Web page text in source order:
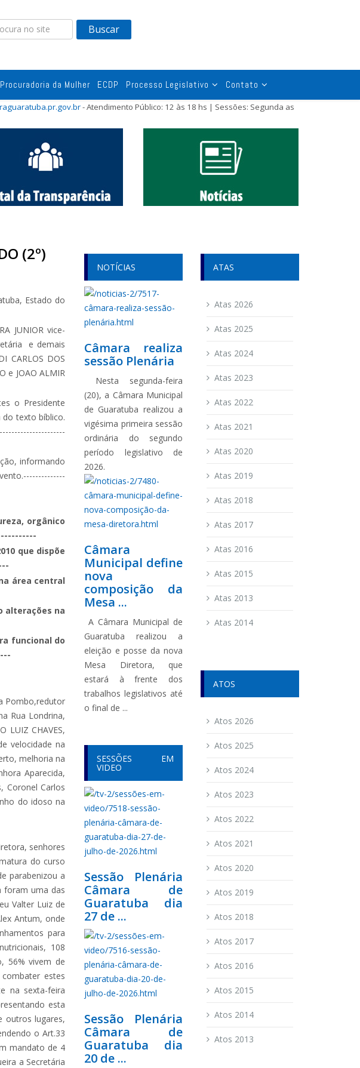
Buscar
Procuradoria da Mulher ECDP Processo Legislativo Contato
- Atendimento Público: 12 às 18 hs | Sessões: Segunda as
(2º)
Estado do
JUNIOR vice-
e demais
CARLOS DOS
e JOAO ALMIR
o Presidente
do texto bíblico.
informando
orgânico
que dispõe
área central
alterações na
funcional do
Pombo,redutor
Rua Londrina,
LUIZ CHAVES,
velocidade na
melhoria na
Aparecida,
Coronel Carlos
do idoso na
senhores
do curso
parabenizou a
foram uma das
Valter Luiz de
Antum, onde
para
108
56% vivem de
estes
na sexta-feira
esta
outros lugares,
o Art.33
mandato de 4
a Secretária
NOTÍCIAS
Câmara realiza
sessão Plenária
Nesta segunda-feira
(20), a Câmara Municipal
de Guaratuba realizou a
vigésima primeira sessão
ordinária do segundo
período legislativo de
2026.
Câmara
Municipal define
nova
composição da
Mesa ...
A Câmara Municipal de
Guaratuba realizou a
eleição e posse da nova
Mesa Diretora, que
estará à frente dos
trabalhos legislativos até
o final de ...
SESSÕES EM
VIDEO
Sessão Plenária
Câmara de
Guaratuba dia
27 de ...
Sessão Plenária
Câmara de
Guaratuba dia
20 de ...
ATAS
Atas 2026
Atas 2025
Atas 2024
Atas 2023
Atas 2022
Atas 2021
Atas 2020
Atas 2019
Atas 2018
Atas 2017
Atas 2016
Atas 2015
Atas 2013
Atas 2014
ATOS
Atos 2026
Atos 2025
Atos 2024
Atos 2023
Atos 2022
Atos 2021
Atos 2020
Atos 2019
Atos 2018
Atos 2017
Atos 2016
Atos 2015
Atos 2014
Atos 2013